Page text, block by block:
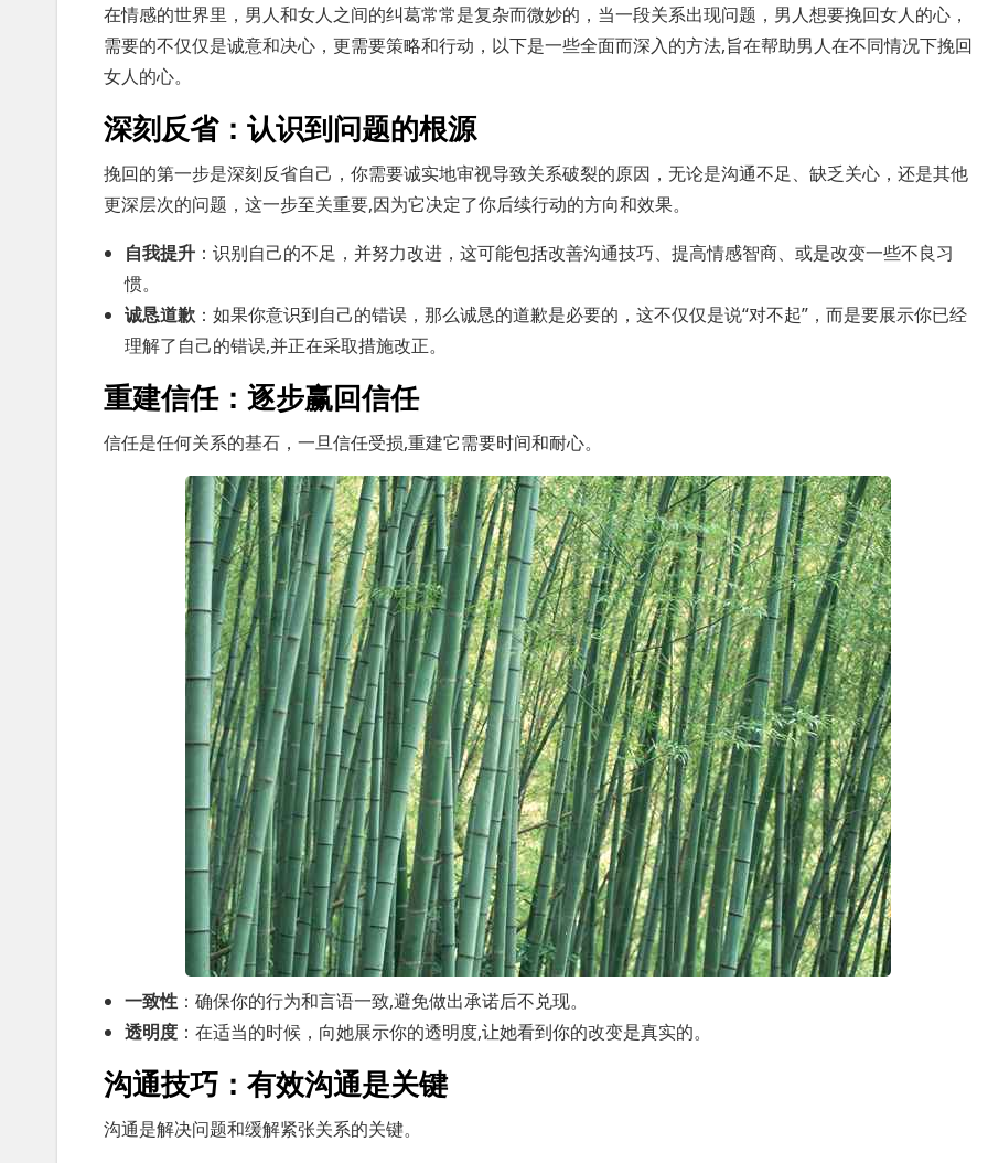
在情感的世界里，男人和女人之间的纠葛常常是复杂而微妙的，当一段关系出现问题，男人想要挽回女人的心，
需要的不仅仅是诚意和决心，更需要策略和行动，以下是一些全面而深入的方法,旨在帮助男人在不同情况下挽回
女人的心。
深刻反省：认识到问题的根源
挽回的第一步是深刻反省自己，你需要诚实地审视导致关系破裂的原因，无论是沟通不足、缺乏关心，还是其他
更深层次的问题，这一步至关重要,因为它决定了你后续行动的方向和效果。
自我提升 ：识别自己的不足，并努力改进，这可能包括改善沟通技巧、提高情感智商、或是改变一些不良习
惯。
诚恳道歉 ：如果你意识到自己的错误，那么诚恳的道歉是必要的，这不仅仅是说“对不起”，而是要展示你已经
理解了自己的错误,并正在采取措施改正。
重建信任：逐步赢回信任
信任是任何关系的基石，一旦信任受损,重建它需要时间和耐心。
一致性 ：确保你的行为和言语一致,避免做出承诺后不兑现。
透明度 ：在适当的时候，向她展示你的透明度,让她看到你的改变是真实的。
沟通技巧：有效沟通是关键
沟通是解决问题和缓解紧张关系的关键。